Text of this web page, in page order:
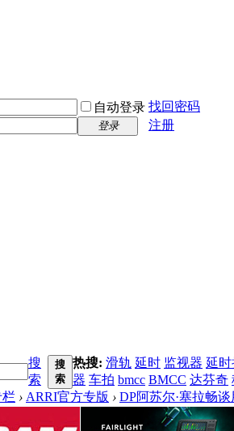
自动登录 找回密码
登录 注册
搜
索
搜
索
热搜: 滑轨 延时 监视器 延
器 车拍 bmcc BMCC 达芬奇
栏 › ARRI官方专版 › DP阿苏尔·塞拉畅